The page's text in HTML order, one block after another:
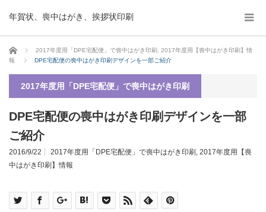
年賀状、喪中はがき、挨拶状印刷
ホーム 2017年度用「DPE宅配便」で喪中はがき印刷
2017年度用【喪中はがき印刷】情
報
DPE宅配便の喪中はがき印刷デザインを一部ご紹介
2017年度用「DPE宅配便」で喪中はがき印刷
DPE宅配便の喪中はがき印刷デザインを一部
ご紹介
2016/9/22 2017年度用「DPE宅配便」で喪中はがき印刷 , 2017年度用【喪
中はがき印刷】情報